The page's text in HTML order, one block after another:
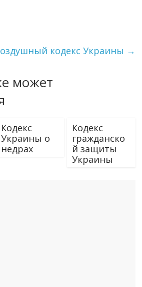
кодекс Украины →
может
Кодекс
Украины о
недрах
Кодекс
гражданско
й защиты
Украины